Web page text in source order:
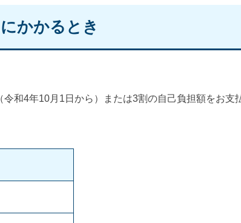
かかるとき
和4年10月1日から）または3割の自己負担額をお支